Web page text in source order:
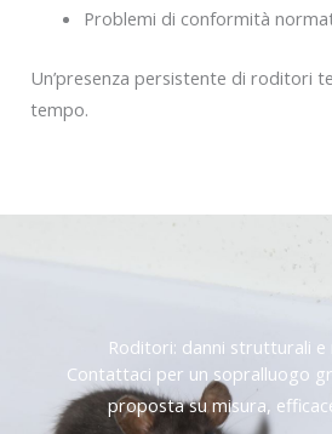
Problemi di conformità
Un’presenza persistente di roditori
tempo.
Roditori: danni strutturali e
Contattaci per un sopralluogo
proposta su misura,